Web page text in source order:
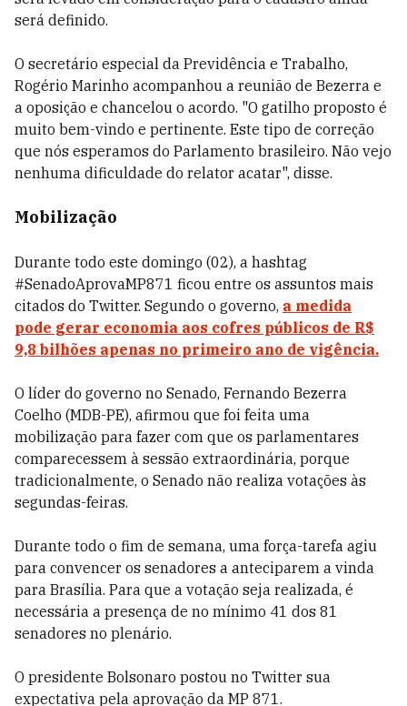
será definido.
O secretário especial da Previdência e Trabalho,
Rogério Marinho acompanhou a reunião de Bezerra e
a oposição e chancelou o acordo. "O gatilho proposto é
muito bem-vindo e pertinente. Este tipo de correção
que nós esperamos do Parlamento brasileiro. Não vejo
nenhuma dificuldade do relator acatar", disse.
Mobilização
Durante todo este domingo (02), a hashtag
#SenadoAprovaMP871 ficou entre os assuntos mais
citados do Twitter. Segundo o governo, a medida
pode gerar economia aos cofres públicos de R$
9,8 bilhões apenas no primeiro ano de vigência.
O líder do governo no Senado, Fernando Bezerra
Coelho (MDB-PE), afirmou que foi feita uma
mobilização para fazer com que os parlamentares
comparecessem à sessão extraordinária, porque
tradicionalmente, o Senado não realiza votações às
segundas-feiras.
Durante todo o fim de semana, uma força-tarefa agiu
para convencer os senadores a anteciparem a vinda
para Brasília. Para que a votação seja realizada, é
necessária a presença de no mínimo 41 dos 81
senadores no plenário.
O presidente Bolsonaro postou no Twitter sua
expectativa pela aprovação da MP 871.